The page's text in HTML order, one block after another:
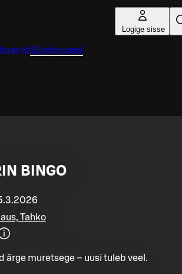
Logige sisse
Sündmused
BINGO
Tahko
ärge muretsege – uusi tuleb veel.